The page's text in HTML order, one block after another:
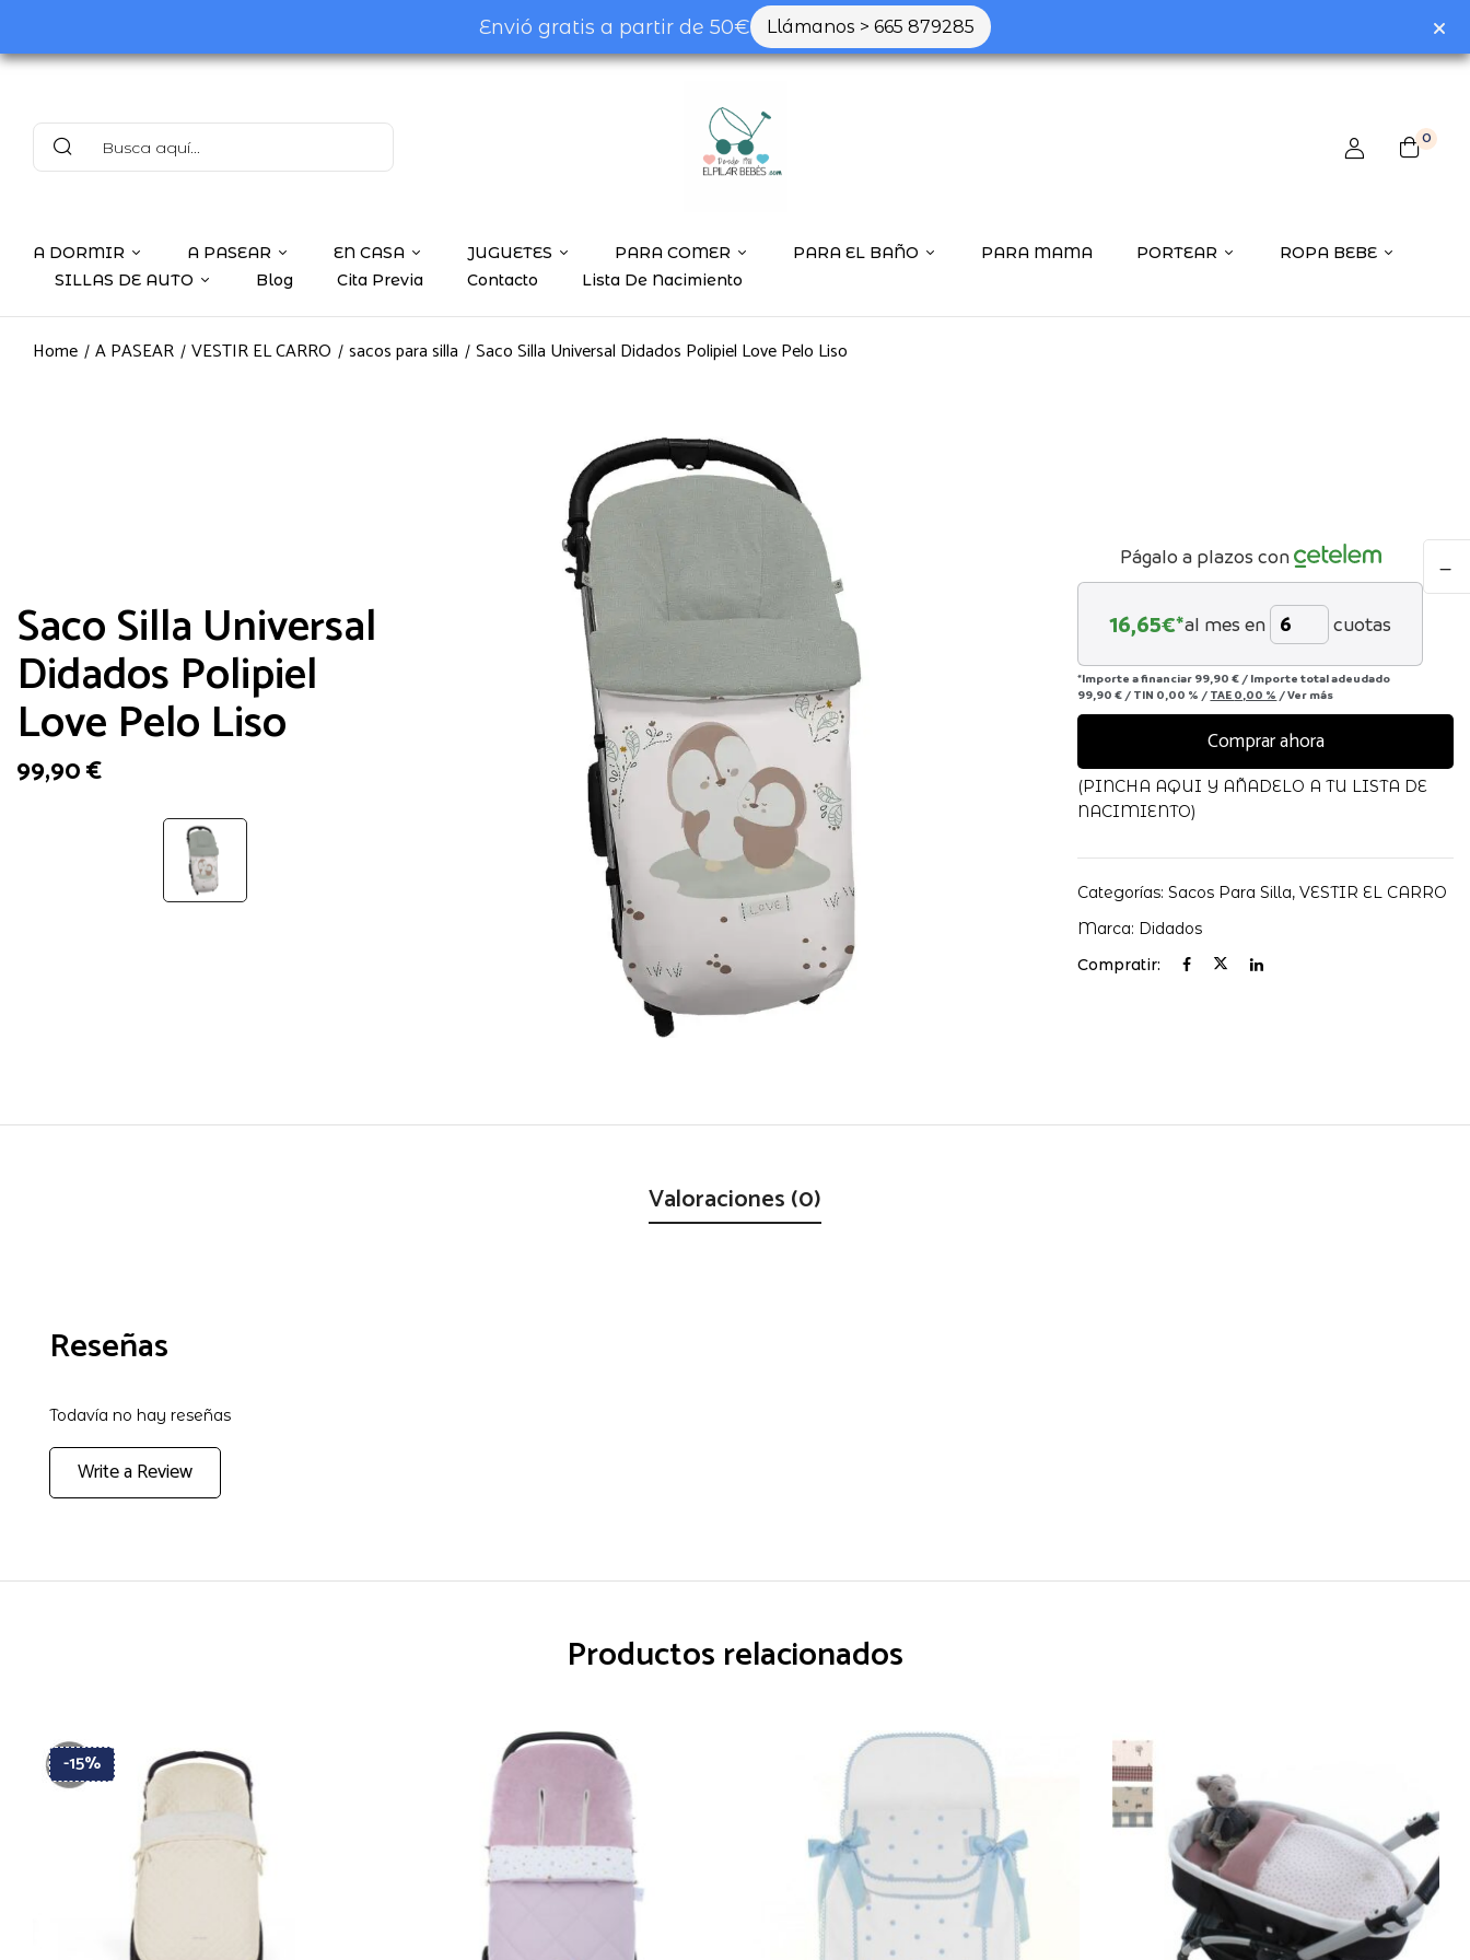
Envió gratis a partir de 50€ Llámanos > 665 879285
0
A DORMIR A PASEAR EN CASA JUGUETES PARA COMER PARA EL BAÑO PARA MAMA PORTEAR
ROPA BEBE
SILLAS DE AUTO
Blog Cita Previa Contacto Lista De Nacimiento
Home A PASEAR VESTIR EL CARRO sacos para silla Saco Silla Universal Didados Polipiel Love Pelo Liso
Saco Silla Universal
Didados Polipiel
Love Pelo Liso
99,90€
Págalo a plazos con
16,65€*al mes en cuotas
*Importe a financiar 99,90 € / Importe total adeudado
99,90 € / TIN 0,00 % / TAE 0,00 % /Ver más
Silla
Comprar ahora
(PINCHA AQUI Y AÑADELO A TU LISTA DE
NACIMIENTO)
Categorías:Sacos Para Silla,VESTIR EL CARRO
Marca: Didados
Compratir:
Valoraciones (0)
Reseñas
Todavía no hay reseñas
Write a Review
Tu valoración
Guarda mi nombre, correo electrónico y web en este navegador para la próxima
vez que comente.
Productos relacionados
-15%